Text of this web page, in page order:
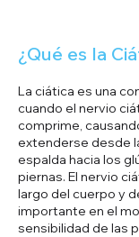
¿Qué es la
La ciática es una
cuando el nervio
comprime,
extenderse desde
espalda hacia los
piernas. El nervio
largo del cuerpo y
importante en el
sensibilidad de las